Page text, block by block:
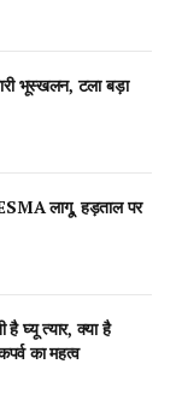
भूस्खलन, टला बड़ा
लागू, हड़ताल पर
है घ्यू त्यार, क्या है
का महत्व